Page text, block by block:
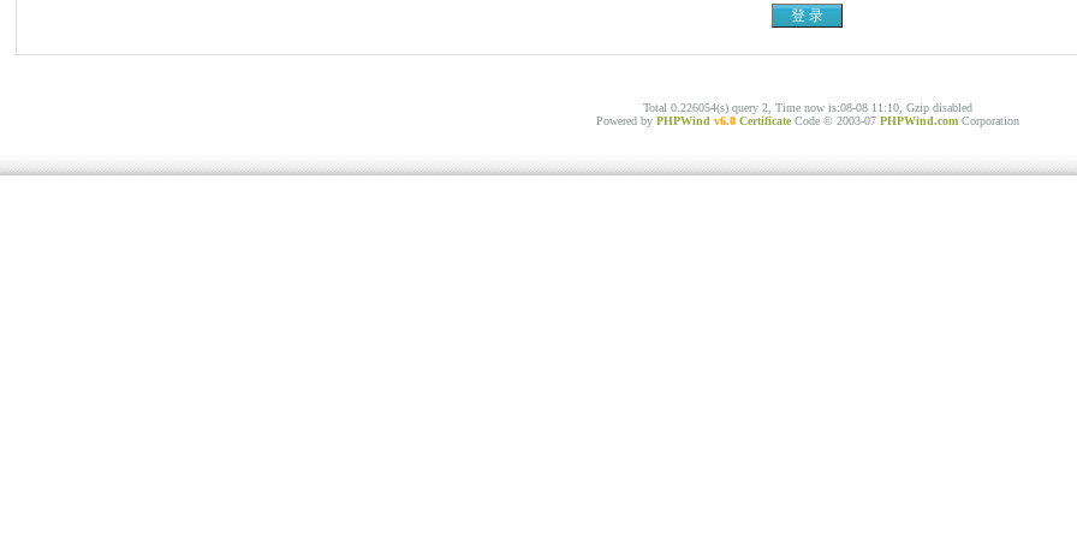
Total 0.226054(s) query 2, Time now is:08-08 11:10, Gzip disabled
Powered by PHPWind v6.0 Certificate Code © 2003-07 PHPWind.com Corporation